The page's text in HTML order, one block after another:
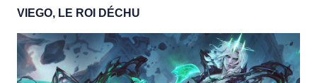
VIEGO, LE ROI DÉCHU